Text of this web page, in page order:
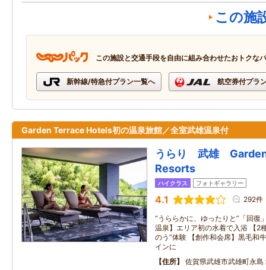
この施
この施設と交通手段を自由に組み合わせたおトクな
新幹線/特急付プラン一覧へ 航空券付プラ
Garden Terrace Hotels初の温泉旅館／全室武雄温泉付
うらり 武雄
Resorts
ハイクラス フォトギャラリー
4.1 292件
“うららかに、ゆったりと”「回復
温泉】エリア初の水着で入浴 【2
のう”体験 【創作和会席】黒毛和
インに
住所
佐賀県武雄市武雄町永